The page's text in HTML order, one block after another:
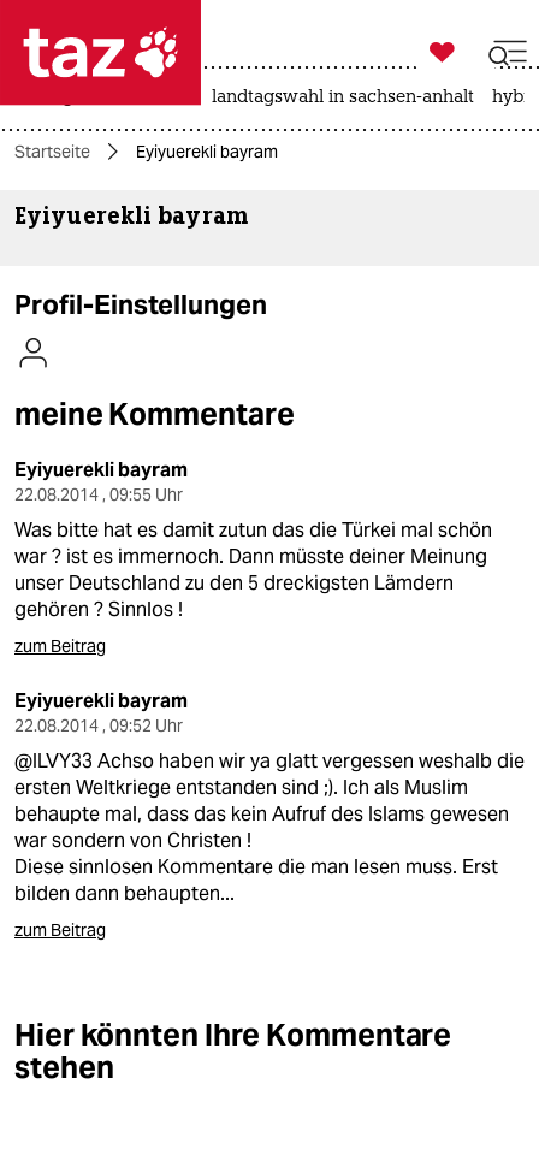
 taz zahl ich
taz zahl ich
themen
kultur
sport
berlin
nord
wahrheit
verlag
verlag
veranstaltungen
shop
fragen & hilfe
unterstützen
genossenschaft
epaper login

taz zahl ich
landtagswahl in sachsen-anhalt
Startseite Eyiyuerekli bayram
Eyiyuerekli bayram
Profil-Einstellungen
meine Kommentare
Eyiyuerekli bayram
22.08.2014 , 09:55 Uhr
Was bitte hat es damit zutun das die Türkei mal schön
war ? ist es immernoch. Dann müsste deiner Meinung
unser Deutschland zu den 5 dreckigsten Lämdern
gehören ? Sinnlos !
zum Beitrag
Eyiyuerekli bayram
22.08.2014 , 09:52 Uhr
@ILVY33 Achso haben wir ya glatt vergessen weshalb die
ersten Weltkriege entstanden sind ;). Ich als Muslim
behaupte mal, dass das kein Aufruf des Islams gewesen
war sondern von Christen !
Diese sinnlosen Kommentare die man lesen muss. Erst
bilden dann behaupten...
zum Beitrag
Hier könnten Ihre Kommentare
stehen